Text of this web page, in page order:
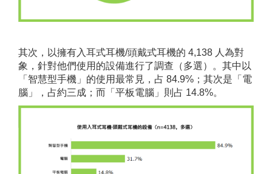
其次，以擁有入耳式耳機/頭戴式耳機的 4,138 人為對
象，針對他們使用的設備進行了調查（多選）。其中以
「智慧型手機」的使用最常見，占 84.9%；其次是「電
腦」，占約三成；而「平板電腦」則占 14.8%。